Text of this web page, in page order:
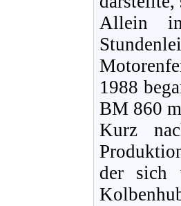
Allein
1988
BM 860
Kurz
der sich